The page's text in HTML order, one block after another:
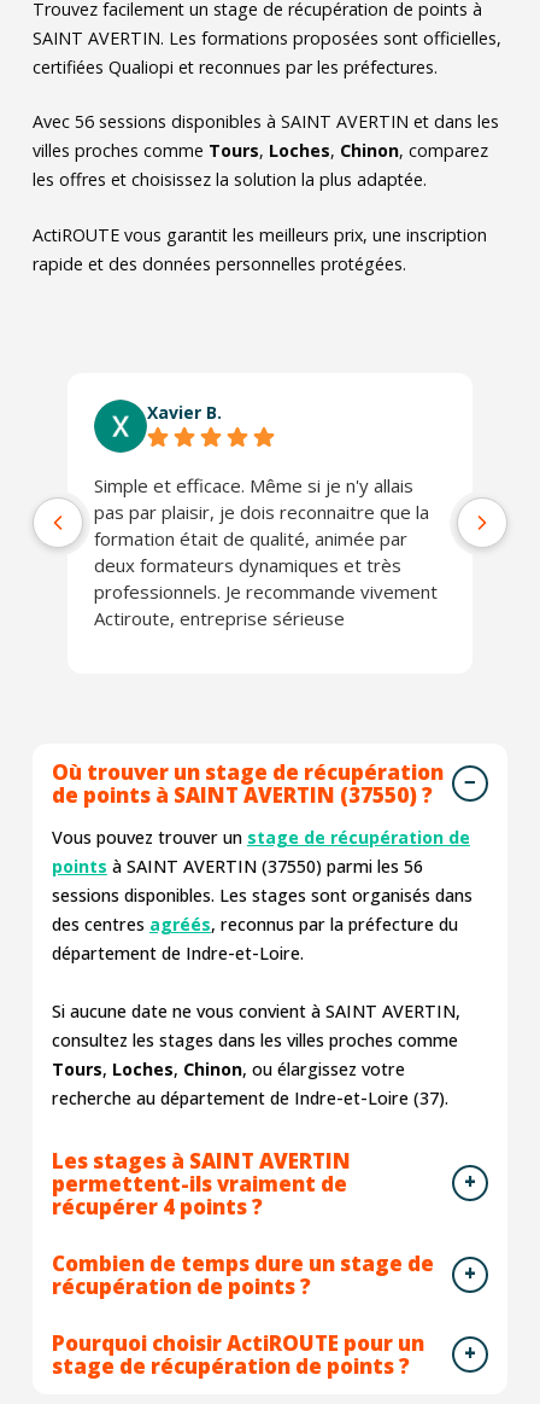
Trouvez facilement un stage de récupération de points à
SAINT AVERTIN. Les formations proposées sont officielles,
certifiées Qualiopi et reconnues par les préfectures.
Avec 56sessions disponibles à SAINT AVERTIN et dans les
villes proches comme Tours, Loches, Chinon, comparez
les offres et choisissez la solution la plus adaptée.
ActiROUTE vous garantit les meilleurs prix, une inscription
rapide et des données personnelles protégées.
Xavier B.
Simple et efficace. Même si je n'y allais
pas par plaisir, je dois reconnaitre que la
formation était de qualité, animée par
deux formateurs dynamiques et très
professionnels. Je recommande vivement
Actiroute, entreprise sérieuse
Où trouver un stage de récupération
de points à SAINT AVERTIN (37550) ?
Vous pouvez trouver un stage de récupération de
points à SAINT AVERTIN (37550) parmi les 56
sessions disponibles. Les stages sont organisés dans
des centres agréés, reconnus par la préfecture du
département de Indre-et-Loire.
Si aucune date ne vous convient à SAINT AVERTIN,
consultez les stages dans les villes proches comme
Tours, Loches, Chinon, ou élargissez votre
recherche au département de Indre-et-Loire (37).
Les stages à SAINT AVERTIN
permettent-ils vraiment de
récupérer 4 points ?
Combien de temps dure un stage de
récupération de points ?
Pourquoi choisir ActiROUTE pour un
stage de récupération de points ?